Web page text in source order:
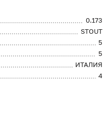
0.173
STOUT
5
5
ИТАЛИЯ
4